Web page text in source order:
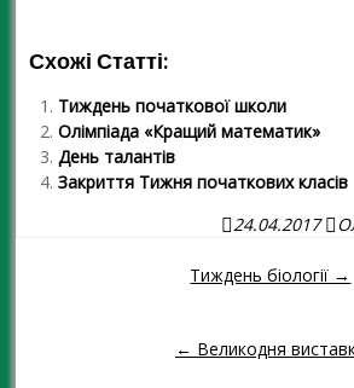
Схожі Статті:
Тиждень початкової школи
Олімпіада «Кращий математик»
День талантів
Закриття Тижня початкових класів
24.04.2017
Навігація повідомленням
Тиждень біології →
← Великодня